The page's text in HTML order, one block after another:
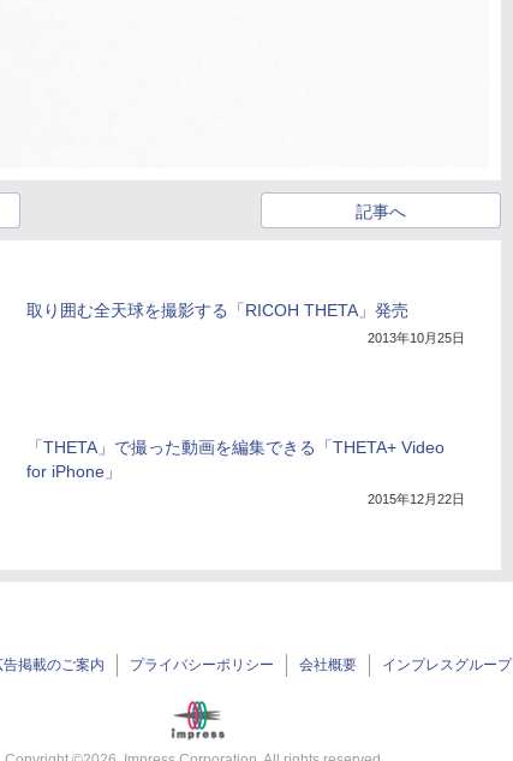
記事へ
取り囲む全天球を撮影する「RICOH THETA」発売
2013年10月25日
「THETA」で撮った動画を編集できる「THETA+ Video
for iPhone」
2015年12月22日
告掲載のご案内 プライバシーポリシー 会社概要 インプレスグループ